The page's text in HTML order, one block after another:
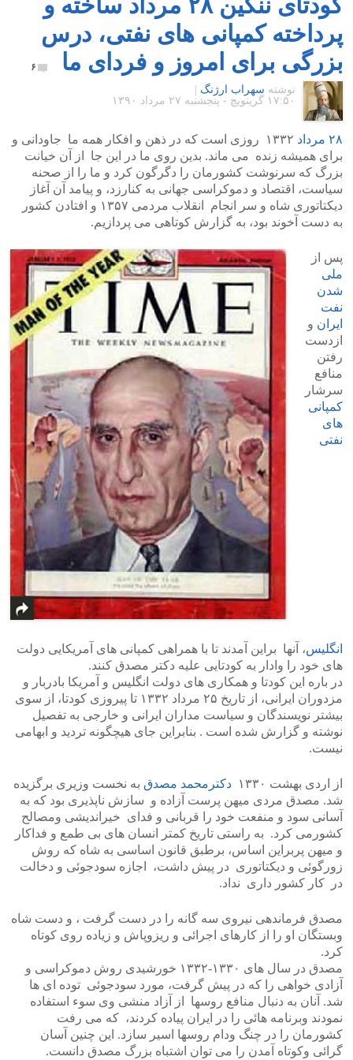
پرداخته کمپانی های نفتی، درس
بزرگی برای امروز و فردای ما
۶
نوشته سهراب ارژنگ
۱۷:۵۰ گرينويچ - پنجشنبه ۲۷ مرداد ۱۳۹۰
۲۸ مرداد
۱۳۳۲ روزی است که در ذهن و افکار همه ما جاودانی و
برای همیشه زنده می ماند. بدین روی ما در این جا از آن خیانت
بزرگ که سرنوشت کشورمان را دگرگون کرد و ما را از صحنه
سیاست، اقتصاد و دموکراسی جهانی به کنارزد، و پیامد آن آغاز
دیکتاتوری شاه و سر انجام انقلاب مردمی ۱۳۵۷ و افتادن کشور
به دست آخوند بود، به گزارش کوتاهی می پردازیم.
پس از
ملی
شدن
نفت
ایران و
ازدست
رفتن
منافع
سرشار
کمپانی
های
نفتی
انگلیس، آنها براین آمدند تا با همراهی کمپانی های آمریکایی دولت
های خود را وادار به کودتایی علیه دکتر مصدق کنند.
در باره این کودتا و همکاری های دولت انگلیس و آمریکا بادربار و
مزدوران ایرانی، از تاریخ ۲۵ مرداد ۱۳۳۲ تا پیروزی کودتا، از سوی
بیشتر نویسندگان و سیاست مداران ایرانی و خارجی به تفصیل
نوشته و گزارش شده است . بنابراین جای هیچگونه تردید و ابهامی
نیست.
از اردی بهشت ۱۳۳۰ دکترمحمد مصدق به نخست وزیری برگزیده
شد. مصدق مردی میهن پرست آزاده و سازش ناپذیری بود که به
آسانی سود و منفعت خود را قربانی و فدای خیراندیشی ومصالح
کشورمی کرد. به راستی تاریخ کمتر انسان های بی طمع و فداکار
و میهن پربراین اساس، برطبق قانون اساسی به شاه که روش
زورگوئی و دیکتاتوری در پیش داشت، اجازه سودجوئی و دخالت
در کار کشور داری نداد.
مصدق فرماندهی نیروی سه گانه را در دست گرفت ، و دست شاه
وبستگان او را از کارهای اجرائی و ریزوپاش و زیاده روی کوتاه
کرد.
مصدق در سال های ۱۳۳۰-۱۳۳۲ خورشیدی روش دموکراسی و
آزادی خواهی را که در پیش گرفت، مورد سودجوئی توده ای ها
شد. آنان به دنبال منافع روسها از آزاد منشی وی سوء استفاده
نمودند وبرنامه هائی را در ایران پیاده کردند، که می رفت
کشورمان را در چنگ ودام روسها اسیر سازد. این چنین آسان
گرائی وکوتاه آمدن را می توان اشتباه بزرگ مصدق دانست.